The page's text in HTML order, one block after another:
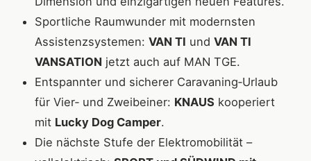
Sportliche Raumwunder mit modernsten
Assistenzsystemen: VAN TI und VAN TI
VANSATION jetzt auch auf MAN TGE.
Entspannter und sicherer Caravaning‐Urlaub
für Vier‐ und Zweibeiner: KNAUS kooperiert
mit Lucky Dog Camper.
Die nächste Stufe der Elektromobilität –